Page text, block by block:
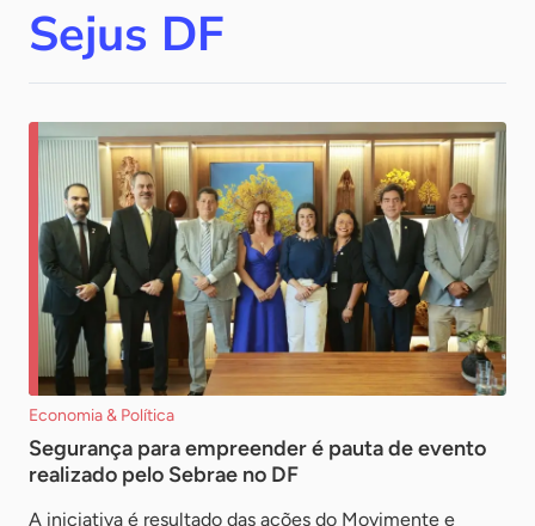
Sejus DF
Economia & Política
Segurança para empreender é pauta de evento
realizado pelo Sebrae no DF
A iniciativa é resultado das ações do Movimente e